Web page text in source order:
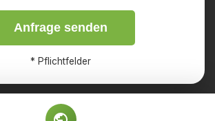
Anfrage senden
* Pflichtfelder